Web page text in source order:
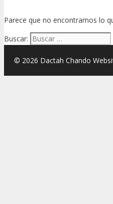
Parece que no encontramos lo
Buscar:
© 2026 Dactah Chando